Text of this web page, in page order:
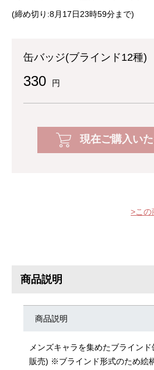
(締め切り:8月17日23時59分まで)
缶バッジ(ブラインド12種)
330 円
現在ご購入い
こ
商品説明
商品説明
メンズキャラを集めたブライン
販売) ※ブラインド形式のため絵